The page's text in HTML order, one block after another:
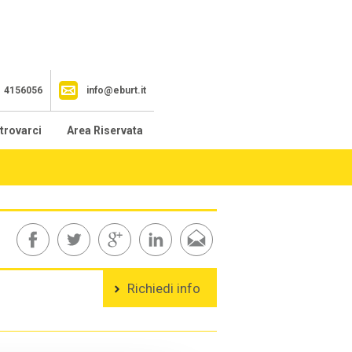
4156056 info@eburt.it
trovarci Area Riservata
Richiedi info